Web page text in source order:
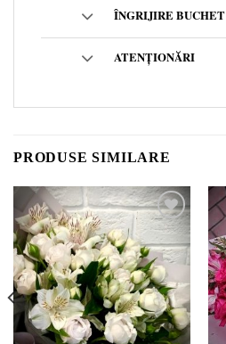
ÎNGRIJIRE BUCHET
ATENȚIONĂRI
PRODUSE SIMILARE
Add to
wishlist